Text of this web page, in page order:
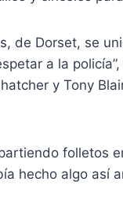
de Dorset, se
a la
y Tony
folletos
hecho algo así